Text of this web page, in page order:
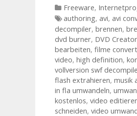
Kategorien
Freeware,
Tags
authoring, avi, avi
decompiler, brennen,
dvd burner, DVD Creator
bearbeiten, filme
video, high definition,
vollversion swf
flash extrahieren, musik
in fla umwandeln,
kostenlos, video
schneiden, video